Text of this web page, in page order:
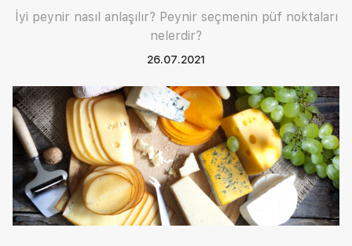
İyi peynir nasıl anlaşılır? Peynir seçmenin püf noktaları
nelerdir?
26.07.2021